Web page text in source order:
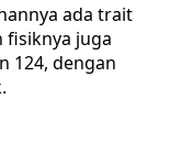
ada trait
fisiknya juga
124, dengan